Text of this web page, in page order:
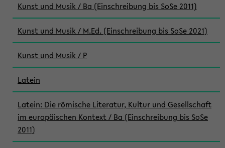
Kunst und Musik / Ba (Einschreibung bis SoSe 2011)
Kunst und Musik / M.Ed. (Einschreibung bis SoSe 2021)
Kunst und Musik / P
Latein
Latein: Die römische Literatur, Kultur und Gesellschaft
im europäischen Kontext / Ba (Einschreibung bis SoSe
2011)